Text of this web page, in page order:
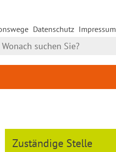
Datenschutz Impressum
Zuständige Stelle